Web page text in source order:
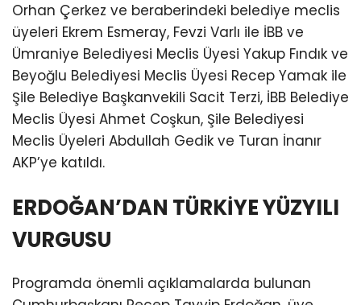
Orhan Çerkez ve beraberindeki belediye meclis
üyeleri Ekrem Esmeray, Fevzi Varlı ile İBB ve
Ümraniye Belediyesi Meclis Üyesi Yakup Fındık ve
Beyoğlu Belediyesi Meclis Üyesi Recep Yamak ile
Şile Belediye Başkanvekili Sacit Terzi, İBB Belediye
Meclis Üyesi Ahmet Coşkun, Şile Belediyesi
Meclis Üyeleri Abdullah Gedik ve Turan İnanır
AKP’ye katıldı.
ERDOĞAN’DAN TÜRKİYE YÜZYILI
VURGUSU
Programda önemli açıklamalarda bulunan